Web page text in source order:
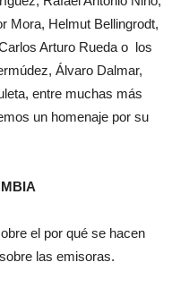
Mora, Helmut Bellingrodt,
Arturo Rueda o los
Álvaro Dalmar,
entre muchas más
un homenaje por su
el por qué se hacen
las emisoras.